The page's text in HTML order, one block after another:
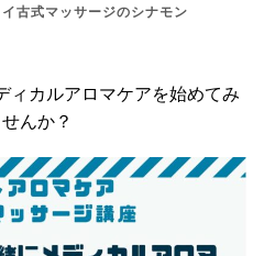
古式マッサージのシナモン
ィカルアロマケアを始めてみ
せんか？